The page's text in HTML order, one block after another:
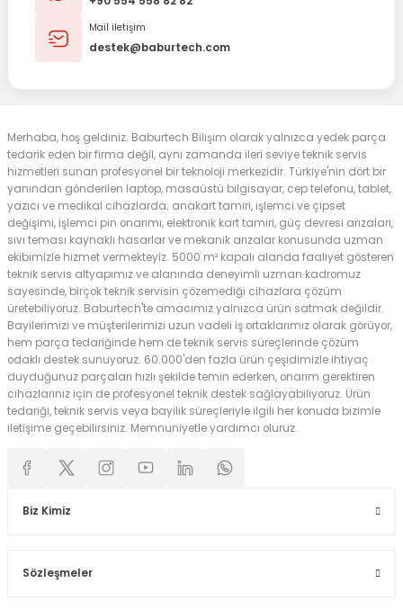
Mail iletişim
destek@baburtech.com
Merhaba, hoş geldiniz. Baburtech Bilişim olarak yalnızca yedek parça
tedarik eden bir firma değil, aynı zamanda ileri seviye teknik servis
hizmetleri sunan profesyonel bir teknoloji merkezidir. Türkiye'nin dört bir
yanından gönderilen laptop, masaüstü bilgisayar, cep telefonu, tablet,
yazıcı ve medikal cihazlarda; anakart tamiri, işlemci ve çipset
değişimi, işlemci pin onarımı, elektronik kart tamiri, güç devresi arızaları,
sıvı teması kaynaklı hasarlar ve mekanik arızalar konusunda uzman
ekibimizle hizmet vermekteyiz. 5000 m² kapalı alanda faaliyet gösteren
teknik servis altyapımız ve alanında deneyimli uzman kadromuz
sayesinde, birçok teknik servisin çözemediği cihazlara çözüm
üretebiliyoruz. Baburtech'te amacımız yalnızca ürün satmak değildir.
Bayilerimizi ve müşterilerimizi uzun vadeli iş ortaklarımız olarak görüyor,
hem parça tedariğinde hem de teknik servis süreçlerinde çözüm
odaklı destek sunuyoruz. 60.000'den fazla ürün çeşidimizle ihtiyaç
duyduğunuz parçaları hızlı şekilde temin ederken, onarım gerektiren
cihazlarınız için de profesyonel teknik destek sağlayabiliyoruz. Ürün
tedariği, teknik servis veya bayilik süreçleriyle ilgili her konuda bizimle
iletişime geçebilirsiniz. Memnuniyetle yardımcı oluruz.
Biz Kimiz
Sözleşmeler